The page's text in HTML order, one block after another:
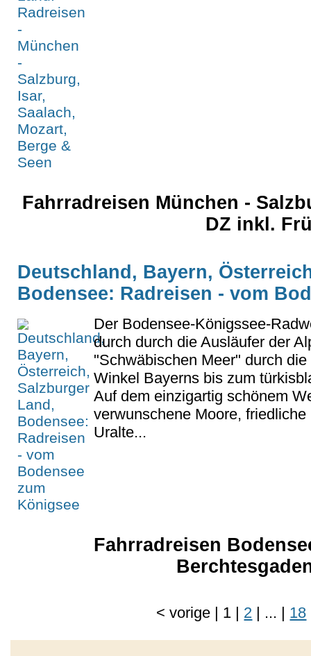
Fahrradreisen München -
DZ inkl.
Deutschland, Bayern,
Bodensee: Radreisen - vom
Der Bodensee-Königssee-
durch durch die Ausläufer der
"Schwäbischen Meer" durch
Winkel Bayerns bis zum
Auf dem einzigartig schönem
verwunschene Moore,
Uralte...
Fahrradreisen
<vorige | 1 | 2 | ... | 18